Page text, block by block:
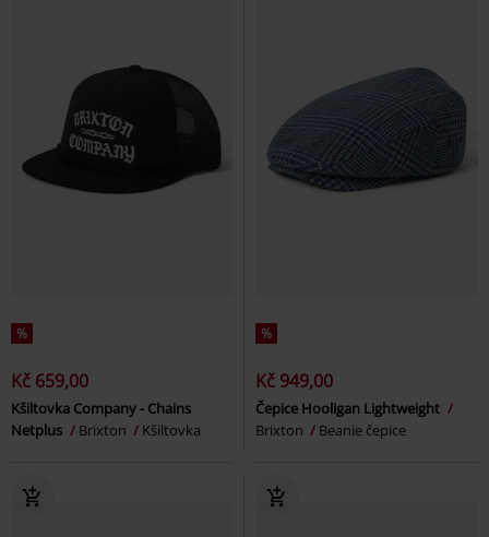
%
Kč 659,00
Kšiltovka Company - Chains
Netplus
Brixton Kšiltovka
%
Kč 949,00
Čepice Hooligan Lightweight
Brixton
Beanie čepice